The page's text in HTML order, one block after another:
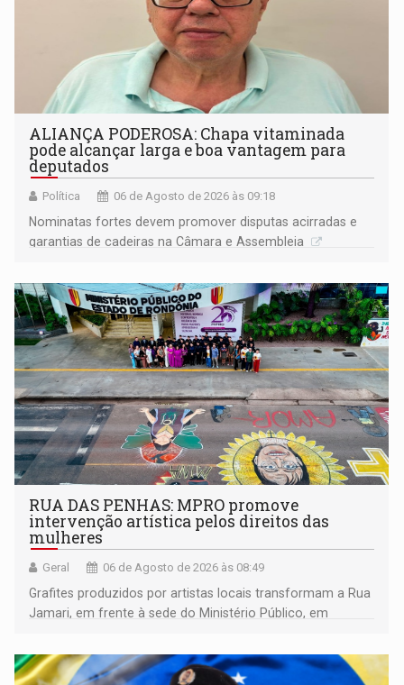
ALIANÇA PODEROSA: Chapa vitaminada
pode alcançar larga e boa vantagem para
deputados
Política 06 de Agosto de 2026 às 09:18
Nominatas fortes devem promover disputas acirradas e
garantias de cadeiras na Câmara e Assembleia
RUA DAS PENHAS: MPRO promove
intervenção artística pelos direitos das
mulheres
Geral 06 de Agosto de 2026 às 08:49
Grafites produzidos por artistas locais transformam a Rua
Jamari, em frente à sede do Ministério Público, em
da Penha e o enfrentamento à violência